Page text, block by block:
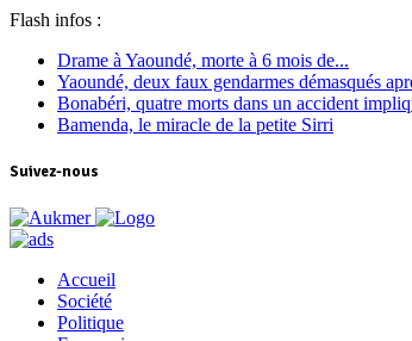
Flash infos :
Drame à Yaoundé, morte à 6 mois de...
Yaoundé, deux faux gendarmes démasqués
Bonabéri, quatre morts dans un accident
Bamenda, le miracle de la petite Sirri
Suivez-nous
Accueil
Société
Politique